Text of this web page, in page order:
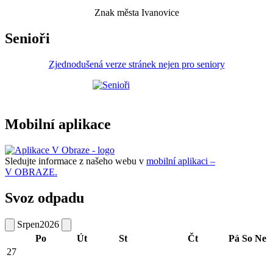
Znak města Ivanovice
Senioři
Zjednodušená verze stránek nejen pro seniory
Mobilní aplikace
Sledujte informace z našeho webu v mobilní aplikaci –
V OBRAZE.
Svoz odpadu
Srpen2026
Po
Út St Čt Pá So Ne
27